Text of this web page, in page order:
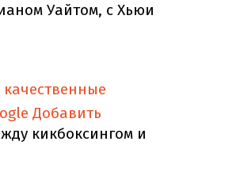
Уайтом, с Хьюи
Добавить
кикбоксингом и